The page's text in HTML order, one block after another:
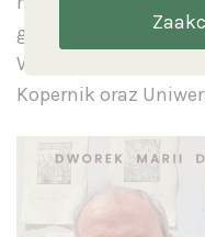
granicą, w tym z
Warszawie,
Kopernik oraz